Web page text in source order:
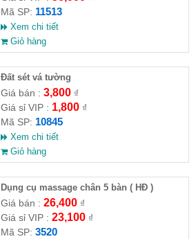
Mã SP: 11513
Xem chi tiết
Giỏ hàng
Đất sét vá tường
Giá bán : 3,800₫
Giá sỉ VIP : 1,800₫
Mã SP: 10845
Xem chi tiết
Giỏ hàng
Dụng cụ massage chân 5 bàn ( HĐ )
Giá bán : 26,400₫
Giá sỉ VIP : 23,100₫
Mã SP: 3520